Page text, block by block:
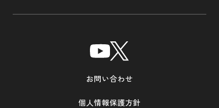
お問い合わせ
個人情報保護方針